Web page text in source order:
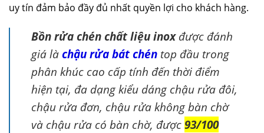
uy tín đảm bảo đầy đủ nhất quyền lợi cho khách hàng.
Bồn rửa chén chất liệu inoxđược đánh
giá làchậu rửa bát chén top đầu trong
phân khúc cao cấp tính đến thời điểm
hiện tại, đa dạng kiểu dáng chậu rửa đôi,
chậu rửa đơn, chậu rửa không bàn chờ
và chậu rửa có bàn chờ, được93/100